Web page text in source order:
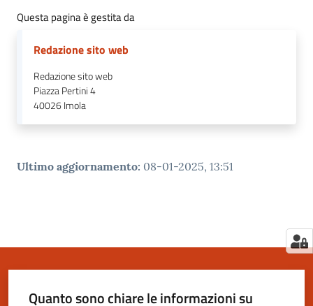
Questa pagina è gestita da
Redazione sito web
Redazione sito web
Piazza Pertini 4
40026Imola
Ultimo aggiornamento: 08-01-2025, 13:51
Quanto sono chiare le informazioni su